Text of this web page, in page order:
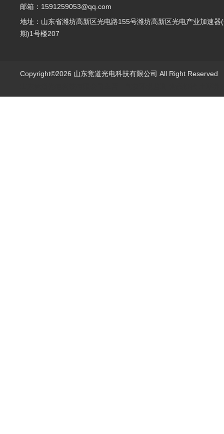
邮箱：1591259053@qq.com
地址：山东省潍坊高新区光电路155号潍坊高新区光电产业加速器
期)1号楼207
Copyright©2026 山东竞道光电科技有限公司 All Right